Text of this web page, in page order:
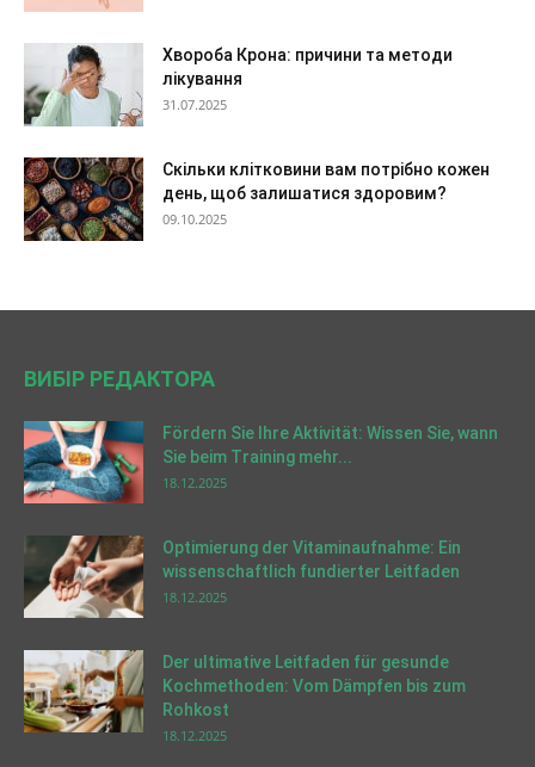
Хвороба Крона: причини та методи
лікування
31.07.2025
Скільки клітковини вам потрібно кожен
день, щоб залишатися здоровим?
09.10.2025
ВИБІР РЕДАКТОРА
Fördern Sie Ihre Aktivität: Wissen Sie, wann
Sie beim Training mehr...
18.12.2025
Optimierung der Vitaminaufnahme: Ein
wissenschaftlich fundierter Leitfaden
18.12.2025
Der ultimative Leitfaden für gesunde
Kochmethoden: Vom Dämpfen bis zum
Rohkost
18.12.2025